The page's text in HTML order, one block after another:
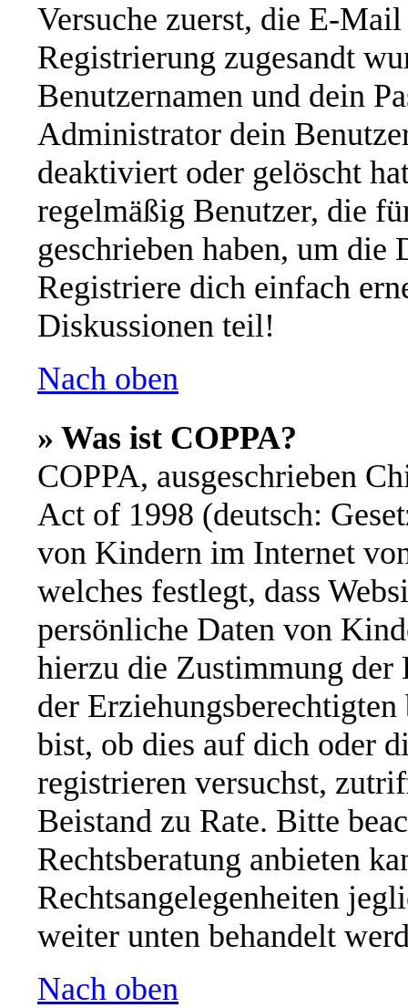
Versuche zuerst, die E-
Registrierung zugesandt
Benutzernamen und dein
Administrator dein
deaktiviert oder gelöscht
regelmäßig Benutzer, die
geschrieben haben, um die
Registriere dich einfach
Diskussionen teil!
Nach oben
» Was ist COPPA?
COPPA, ausgeschrieben
Act of 1998 (deutsch:
von Kindern im Internet
welches festlegt, dass
persönliche Daten von
hierzu die Zustimmung der
der
bist, ob dies auf dich oder
registrieren versuchst,
Beistand zu Rate. Bitte
Rechtsberatung anbieten
Rechtsangelegenheiten
weiter unten behandelt
Nach oben